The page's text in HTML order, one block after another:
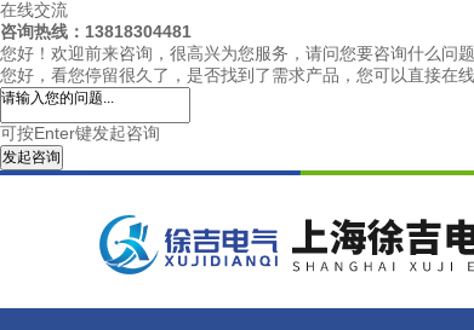
在线交流
咨询热线：13818304481
您好！欢迎前来咨询，很高兴为您服务，请问您要咨询什么问
您好，看您停留很久了，是否找到了需求产品，您可以直接在线
可按Enter键发起咨询
发起咨询